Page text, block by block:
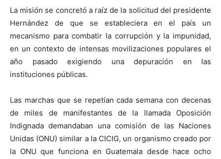
La misión se concretó a raíz de la solicitud del presidente
Hernández de que se estableciera en el país un
mecanismo para combatir la corrupción y la impunidad,
en un contexto de intensas movilizaciones populares el
año pasado exigiendo una depuración en las
instituciones públicas.
Las marchas que se repetían cada semana con decenas
de miles de manifestantes de la llamada Oposición
Indignada demandaban una comisión de las Naciones
Unidas (ONU) similar a la CICIG, un organismo creado por
la ONU que funciona en Guatemala desde hace ocho